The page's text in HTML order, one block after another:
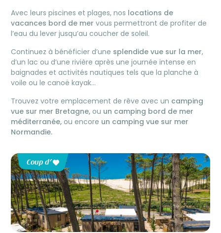
Avec leurs piscines et plages, nos locations de
vacances bord de mervous permettront de profiter de
l’eau du lever jusqu’au coucher de soleil.
Continuez à bénéficier d’une splendide vue sur la mer,
d’un lac ou d’une rivière après une journée intense en
baignades et activités nautiques tels que la planche à
voile ou le canoë kayak…
Trouvez votre emplacement de rêve avec un camping
vue sur mer Bretagne,ou un camping bord de mer
méditerranée,ou encore un camping vue sur mer
Normandie.
Coup d’